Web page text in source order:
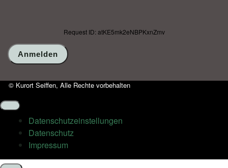
Request ID: atKE5mk2eNBPKxnZmv
© Kurort Seiffen, Alle Rechte vorbehalten
Datenschutz­einstellungen
Datenschutz
Impressum